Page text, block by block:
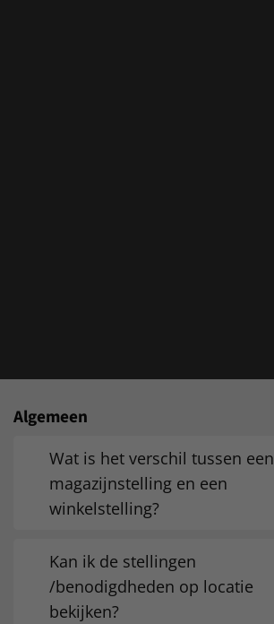
Algemeen
Wat is het verschil tussen een
magazijnstelling en een
winkelstelling?
Kan ik de stellingen
/benodigdheden op locatie
bekijken?